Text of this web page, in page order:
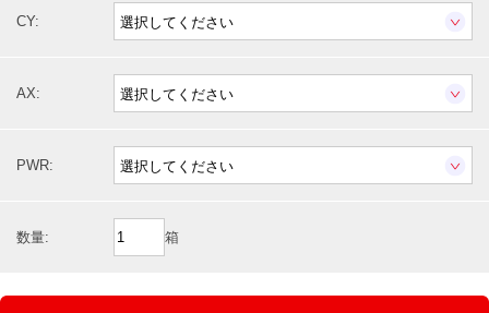
CY:
AX:
PWR:
数量: 箱